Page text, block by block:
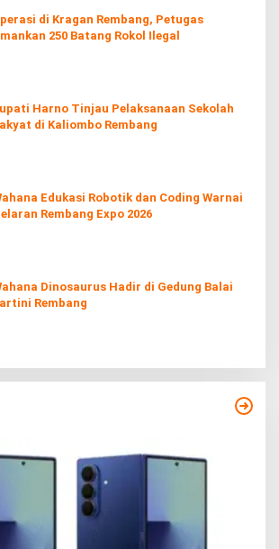
di Kragan Rembang, Petugas
250 Batang Rokol Ilegal
Harno Tinjau Pelaksanaan Sekolah
di Kaliombo Rembang
Edukasi Robotik dan Coding Warnai
Rembang Expo 2026
Dinosaurus Hadir di Gedung Balai
Rembang